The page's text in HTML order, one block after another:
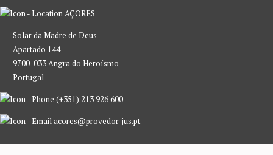
AÇORES
Solar da Madre de Deus
Apartado 144
9700-033 Angra do Heroísmo
Portugal
(+351) 213 926 600
acores@provedor-jus.pt